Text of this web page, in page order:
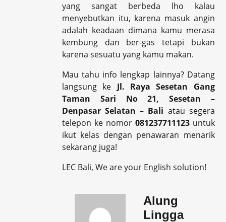
yang sangat berbeda lho kalau
menyebutkan itu, karena masuk angin
adalah keadaan dimana kamu merasa
kembung dan ber-gas tetapi bukan
karena sesuatu yang kamu makan.
Mau tahu info lengkap lainnya? Datang
langsung ke Jl. Raya Sesetan Gang
Taman Sari No 21, Sesetan –
Denpasar Selatan – Bali atau segera
telepon ke nomor 081237711123 untuk
ikut kelas dengan penawaran menarik
sekarang juga!
LEC Bali, We are your English solution!
Alung
Lingga